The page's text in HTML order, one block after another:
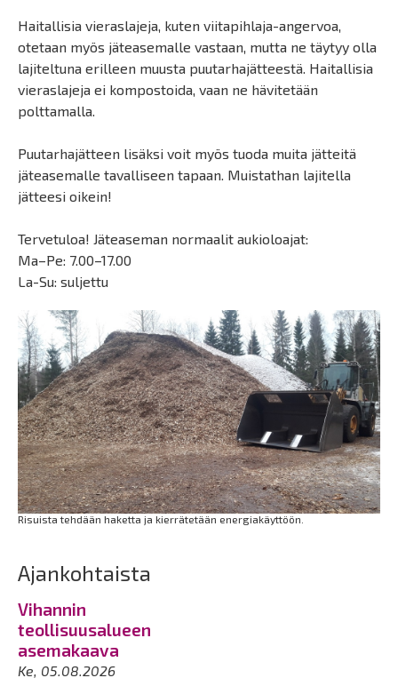
Haitallisia vieraslajeja, kuten viitapihlaja-angervoa,
otetaan myös jäteasemalle vastaan, mutta ne täytyy olla
lajiteltuna erilleen muusta puutarhajätteestä. Haitallisia
vieraslajeja ei kompostoida, vaan ne hävitetään
polttamalla.
Puutarhajätteen lisäksi voit myös tuoda muita jätteitä
jäteasemalle tavalliseen tapaan. Muistathan lajitella
jätteesi oikein!
Tervetuloa! Jäteaseman normaalit aukioloajat:
Ma–Pe: 7.00–17.00
La-Su: suljettu
Risuista tehdään haketta ja kierrätetään energiakäyttöön.
Ajankohtaista
Vihannin
teollisuusalueen
asemakaava
Ke, 05.08.2026